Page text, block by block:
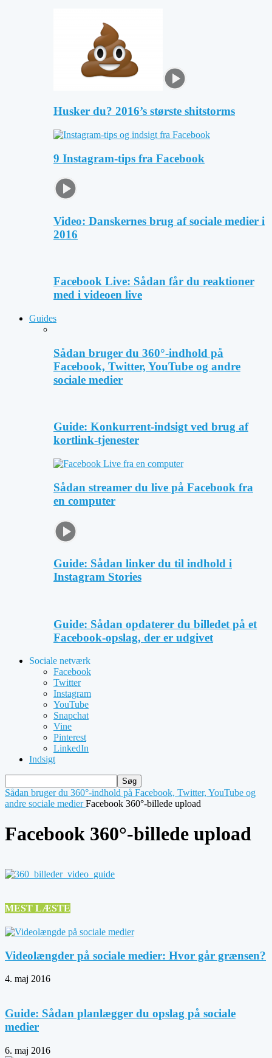
Husker du? 2016’s største shitstorms
9 Instagram-tips fra Facebook
Video: Danskernes brug af sociale medier i
2016
Facebook Live: Sådan får du reaktioner
med i videoen live
Guides
Sådan bruger du 360°-indhold på
Facebook, Twitter, YouTube og andre
sociale medier
Guide: Konkurrent-indsigt ved brug af
kortlink-tjenester
Sådan streamer du live på Facebook fra
en computer
Guide: Sådan linker du til indhold i
Instagram Stories
Guide: Sådan opdaterer du billedet på et
Facebook-opslag, der er udgivet
Sociale netværk
Facebook
Twitter
Instagram
YouTube
Snapchat
Vine
Pinterest
LinkedIn
Indsigt
Sådan bruger du 360°-indhold på Facebook, Twitter, YouTube og
andre sociale medier Facebook 360°-billede upload
Facebook 360°-billede upload
MEST LÆSTE
Videolængder på sociale medier: Hvor går grænsen?
4. maj 2016
Guide: Sådan planlægger du opslag på sociale
medier
6. maj 2016